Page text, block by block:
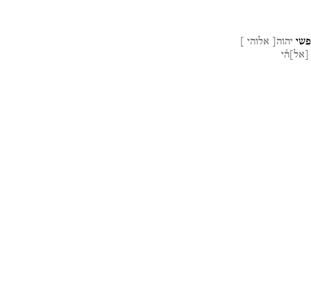
יהוה[ אלוהי
אל ה֯י